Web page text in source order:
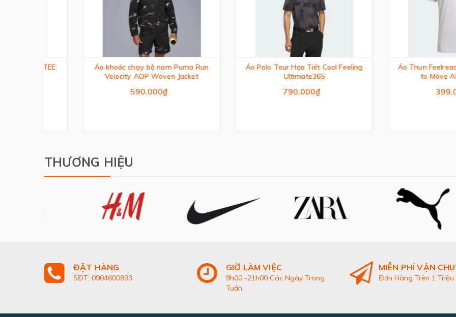
Áo khoác chạy bộ nam Puma Run
Velocity AOP Woven Jacket
Áo Polo Tour Họa Tiết Cool Feeling
Ultimate365
Áo Thun Feelready Sport
to Move AEROREADY
THƯƠNG HIỆU
ĐẶT HÀNG
SĐT: 0904600893
GIỜ LÀM VIỆC
9h00 -21h00 Các Ngày Trong
Tuần
MIỄN PHÍ VẬN
Đơn Hàng Trên 1 Triệu